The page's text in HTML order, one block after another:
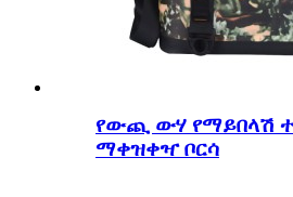
የውጪ ውሃ የማይበላሽ
ማቀዝቀዣ ቦርሳ